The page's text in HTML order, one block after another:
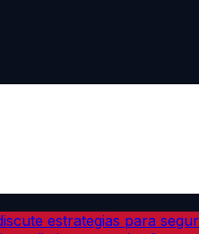
estrategias para